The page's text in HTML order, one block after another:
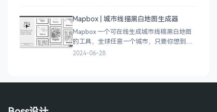
Mapbox | 城市线描黑白地图生成器
Mapbox 一个可在线生成城市线稿黑白地图
的工具，全球任意一个城市，只要你想到的
城市，直接搜索城市名称，自动生成该城市
2024-06-28